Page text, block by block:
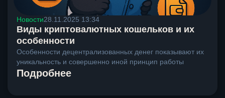
Новости28.11.2025 13:34
Виды криптовалютных кошельков и их
особенности
Особенности децентрализованных денег показывают их
уникальность и совершенно иной принцип работы
Подробнее